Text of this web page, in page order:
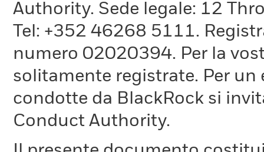
Authority. Sede legale: 12
Tel: +352 46268 5111.
numero 02020394. Per la
solitamente registrate. Per
condotte da BlackRock si
Conduct Authority.